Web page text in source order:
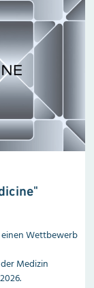
Wettbewerb
Medizin